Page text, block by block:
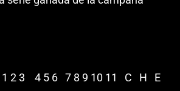
7 8 9 10 11 C H E